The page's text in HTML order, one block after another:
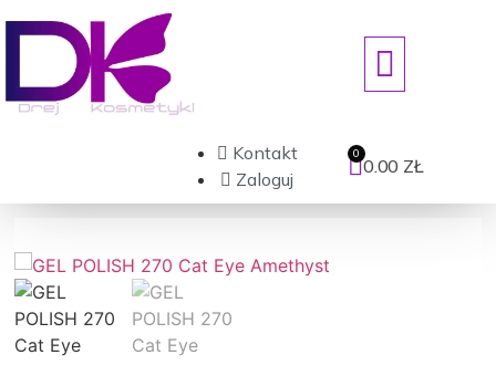
Kontakt
Zaloguj
0.00 ZŁ